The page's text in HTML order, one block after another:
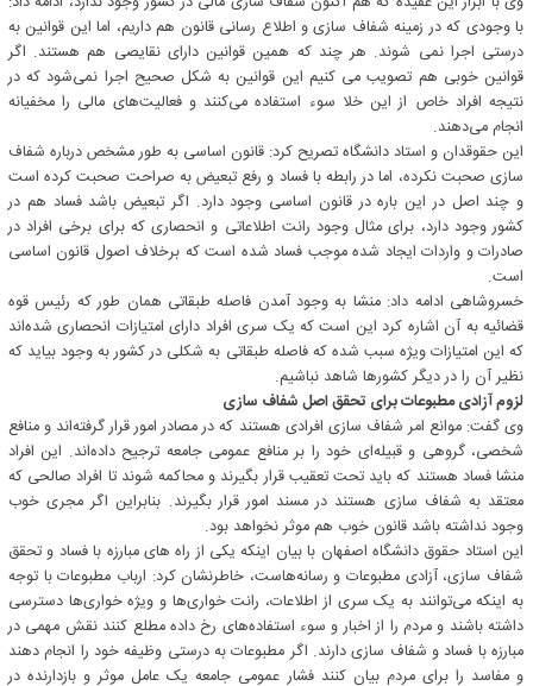
با وجودی که در زمینه شفاف سازی و اطلاع رسانی قانون هم داریم، اما این قوانین به
درستی اجرا نمی شوند. هر چند که همین قوانین دارای نقایصی هم هستند. اگر
قوانین خوبی هم تصویب می کنیم این قوانین به شکل صحیح اجرا نمی‌شود که در
نتیجه افراد خاص از این خلا سوء استفاده می‌کنند و فعالیت‌های مالی را مخفیانه
انجام می‌دهند.
این حقوقدان و استاد دانشگاه تصریح کرد: قانون اساسی به طور مشخص درباره شفاف
سازی صحبت نکرده، اما در رابطه با فساد و رفع تبعیض به صراحت صحبت کرده است
و چند اصل در این باره در قانون اساسی وجود دارد. اگر تبعیض باشد فساد هم در
کشور وجود دارد، برای مثال وجود رانت اطلاعاتی و انحصاری که برای برخی افراد در
صادرات و واردات ایجاد شده موجب فساد شده است که برخلاف اصول قانون اساسی
است.
خسروشاهی ادامه داد: منشا به وجود آمدن فاصله طبقاتی همان طور که رئیس قوه
قضائیه به آن اشاره کرد این است که یک سری افراد دارای امتیازات انحصاری شده‌اند
که این امتیازات ویژه سبب شده که فاصله طبقاتی به شکلی در کشور به وجود بیاید که
نظیر آن را در دیگر کشورها شاهد نباشیم.
لزوم آزادی مطبوعات برای تحقق اصل شفاف سازی
وی گفت: موانع امر شفاف سازی افرادی هستند که در مصادر امور قرار گرفته‌اند و منافع
شخصی، گروهی و قبیله‌ای خود را بر منافع عمومی جامعه ترجیح داده‌اند. این افراد
منشا فساد هستند که باید تحت تعقیب قرار بگیرند و محاکمه شوند تا افراد صالحی که
معتقد به شفاف سازی هستند در مسند امور قرار بگیرند. بنابراین اگر مجری خوب
وجود نداشته باشد قانون خوب هم موثر نخواهد بود.
این استاد حقوق دانشگاه اصفهان با بیان اینکه یکی از راه های مبارزه با فساد و تحقق
شفاف سازی، آزادی مطبوعات و رسانه‌هاست، خاطرنشان کرد: ارباب مطبوعات با توجه
به اینکه می‌توانند به یک سری از اطلاعات، رانت خواری‌ها و ویژه خواری‌ها دسترسی
داشته باشند و مردم را از اخبار و سوء استفاده‌های رخ داده مطلع کنند نقش مهمی در
مبارزه با فساد و شفاف سازی دارند. اگر مطبوعات به درستی وظیفه خود را انجام دهند
و مفاسد را برای مردم بیان کنند فشار عمومی جامعه یک عامل موثر و بازدارنده در